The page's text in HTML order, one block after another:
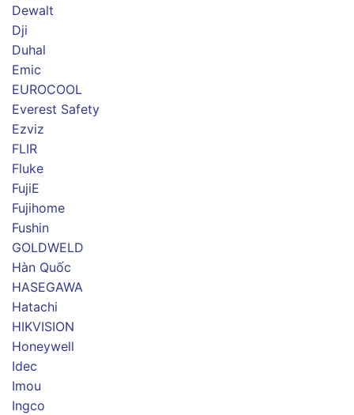
Dewalt
Dji
Duhal
Emic
EUROCOOL
Everest Safety
Ezviz
FLIR
Fluke
FujiE
Fujihome
Fushin
GOLDWELD
Hàn Quốc
HASEGAWA
Hatachi
HIKVISION
Honeywell
Idec
Imou
Ingco